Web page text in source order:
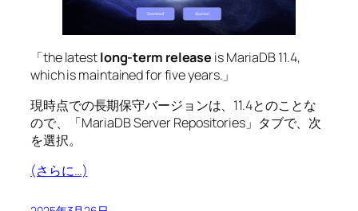
「the latestlong-term release is MariaDB 11.4,
which is maintained for five years.」
現時点での長期保守バージョンは、11.4とのことな
ので、「MariaDB Server Repositories」タブで、次
を選択。
(さらに…)